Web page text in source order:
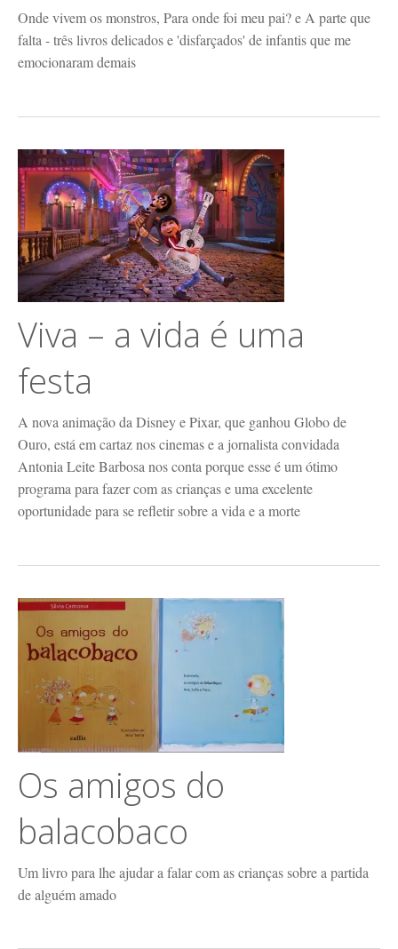
Onde vivem os monstros, Para onde foi meu pai? e A parte que
falta - três livros delicados e 'disfarçados' de infantis que me
emocionaram demais
Viva – a vida é uma
festa
A nova animação da Disney e Pixar, que ganhou Globo de
Ouro, está em cartaz nos cinemas e a jornalista convidada
Antonia Leite Barbosa nos conta porque esse é um ótimo
programa para fazer com as crianças e uma excelente
oportunidade para se refletir sobre a vida e a morte
Os amigos do
balacobaco
Um livro para lhe ajudar a falar com as crianças sobre a partida
de alguém amado